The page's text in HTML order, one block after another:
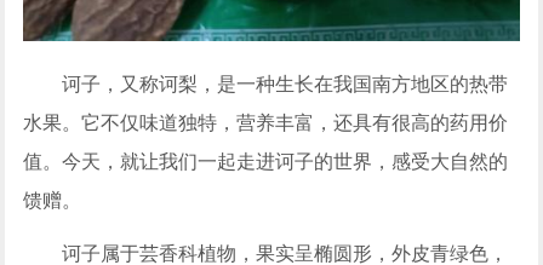
诃子，又称诃梨，是一种生长在我国南方地区的热带
水果。它不仅味道独特，营养丰富，还具有很高的药用价
值。今天，就让我们一起走进诃子的世界，感受大自然的
馈赠。
诃子属于芸香科植物，果实呈椭圆形，外皮青绿色，